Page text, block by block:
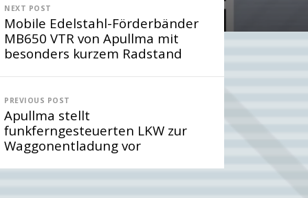
NEXT POST
Mobile Edelstahl-Förderbänder
MB650 VTR von Apullma mit
besonders kurzem Radstand
PREVIOUS POST
Apullma stellt
funkferngesteuerten LKW zur
Waggonentladung vor